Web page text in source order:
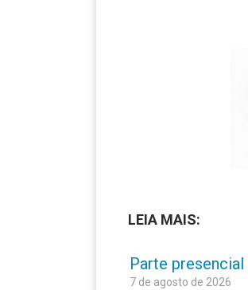
LEIA MAIS:
Parte
7 de agosto de 2026